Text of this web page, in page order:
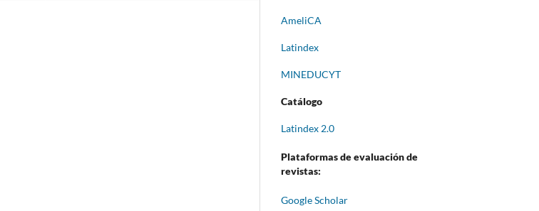
AmeliCA
Latindex
MINEDUCYT
Catálogo
Latindex 2.0
Plataformas de evaluación de
revistas:
Google Scholar